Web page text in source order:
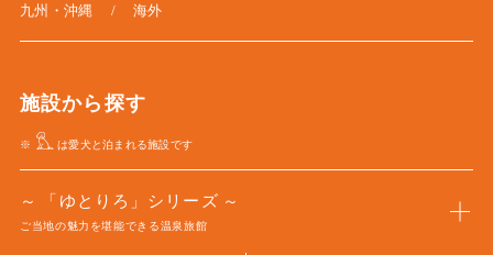
九州・沖縄
海外
施設から探す
※ は愛犬と泊まれる施設です
「ゆとりろ」シリーズ
ご当地の魅力を堪能できる温泉旅館